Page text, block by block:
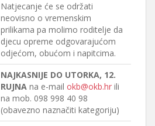
Natjecanje će se održati
neovisno o vremenskim
prilikama pa molimo roditelje da
djecu opreme odgovarajućom
odjećom, obućom i napitcima.
NAJKASNIJE DO UTORKA, 12.
RUJNA na e-mail okb@okb.hr ili
na mob. 098 998 40 98
(obavezno naznačiti kategoriju)